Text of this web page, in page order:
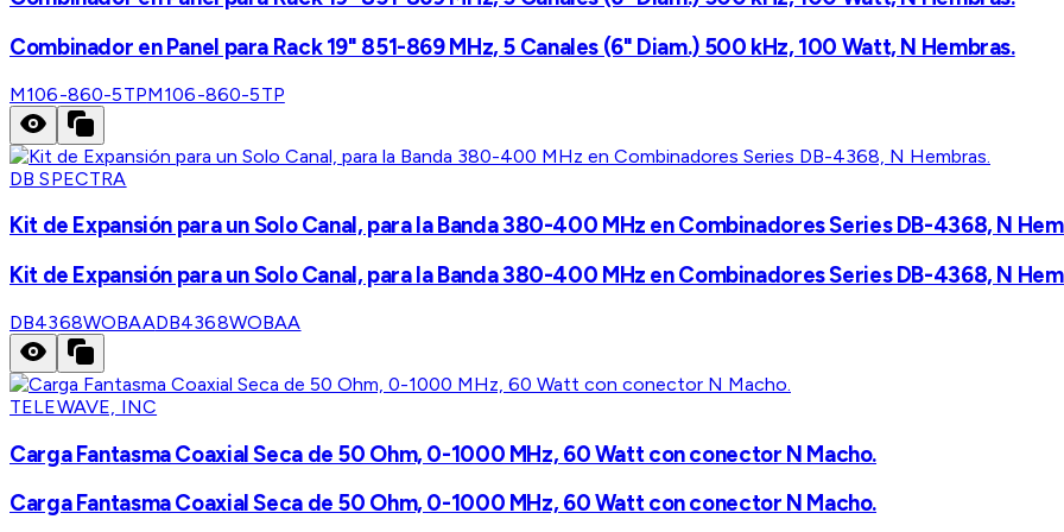
Combinador en Panel para Rack 19" 851-869 MHz, 5 Canales (6" Diam.) 500 kHz, 100 Watt, N Hembras.
M106-860-5TPM106-860-5TP
DB SPECTRA
Kit de Expansión para un Solo Canal, para la Banda 380-400 MHz en Combinadores Series DB-4368, N
Kit de Expansión para un Solo Canal, para la Banda 380-400 MHz en Combinadores Series DB-4368, N
DB4368WOBAADB4368WOBAA
TELEWAVE, INC
Carga Fantasma Coaxial Seca de 50 Ohm, 0-1000 MHz, 60 Watt con conector N Macho.
Carga Fantasma Coaxial Seca de 50 Ohm, 0-1000 MHz, 60 Watt con conector N Macho.